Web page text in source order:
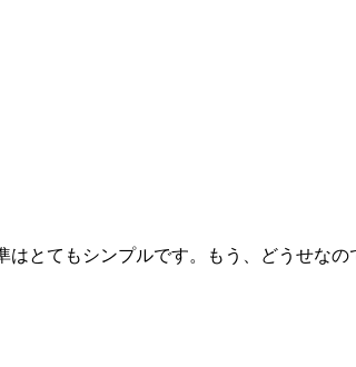
とてもシンプルです。もう、どうせな